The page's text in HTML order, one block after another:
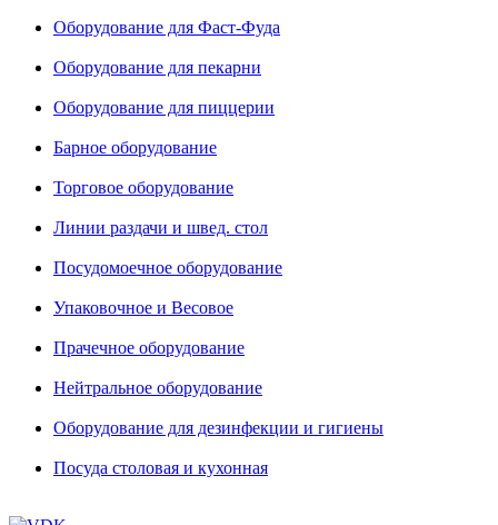
Оборудование для Фаст-Фуда
Оборудование для пекарни
Оборудование для пиццерии
Барное оборудование
Торговое оборудование
Линии раздачи и швед. стол
Посудомоечное оборудование
Упаковочное и Весовое
Прачечное оборудование
Нейтральное оборудование
Оборудование для дезинфекции и гигиены
Посуда столовая и кухонная